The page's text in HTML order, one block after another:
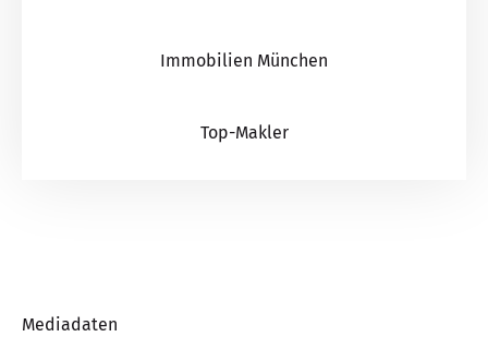
Immobilien München
Top-Makler
Mediadaten